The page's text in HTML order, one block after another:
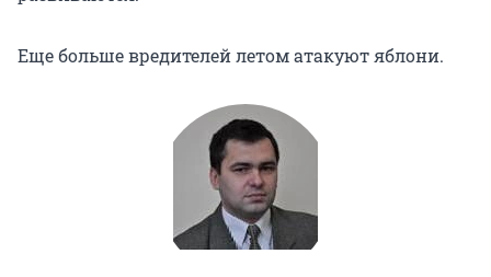
Еще больше вредителей летом атакуют яблони.